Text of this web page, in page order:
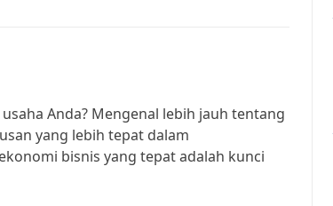
Anda? Mengenal lebih jauh tentang
yang lebih tepat dalam
bisnis yang tepat adalah kunci